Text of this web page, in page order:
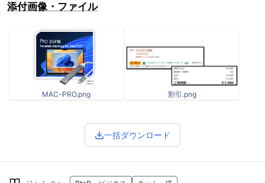
添付画像・ファイル
MAC-PRO.png 割引.png
一括ダウンロード